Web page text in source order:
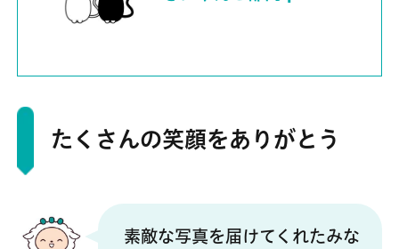
たくさんの笑顔をありがとう
素敵な写真を届けてくれたみな